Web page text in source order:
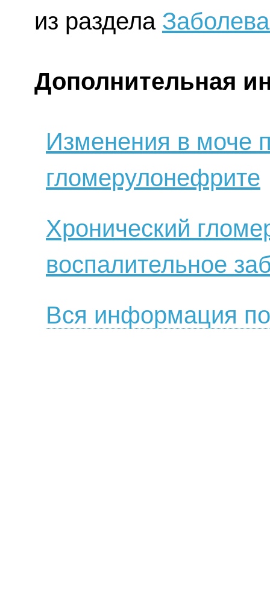
из раздела
Дополнительная
Изменения в моче
гломерулонефрите
Хронический
воспалительное
Вся информация